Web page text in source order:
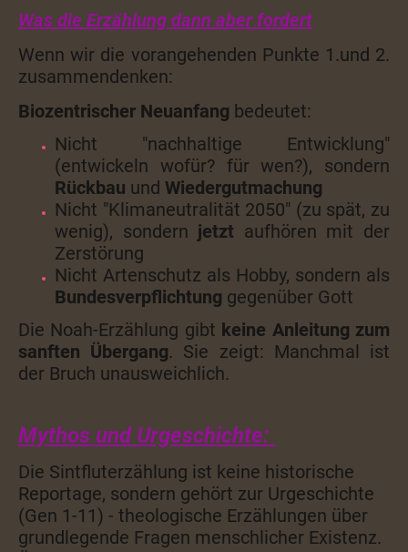
Was die Erzählung dann aber fordert
Wenn wir die vorangehenden Punkte 1.und 2.
zusammendenken:
Biozentrischer Neuanfang bedeutet:
Nicht "nachhaltige Entwicklung"
(entwickeln wofür? für wen?), sondern
Rückbau und Wiedergutmachung
Nicht "Klimaneutralität 2050" (zu spät, zu
wenig), sondern jetzt aufhören mit der
Zerstörung
Nicht Artenschutz als Hobby, sondern als
Bundesverpflichtung gegenüber Gott
Die Noah-Erzählung gibt keine Anleitung zum
sanften Übergang. Sie zeigt: Manchmal ist
der Bruch unausweichlich.
Mythos und Urgeschichte:
Die Sintfluterzählung ist keine historische
Reportage, sondern gehört zur Urgeschichte
(Gen 1-11) - theologische Erzählungen über
grundlegende Fragen menschlicher Existenz.